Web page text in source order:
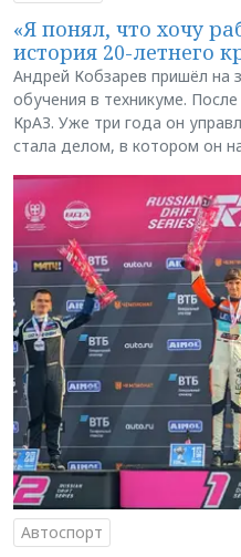
«Я понял, что хочу
история 20-летнего
Андрей Кобзарев пришёл на
обучения в техникуме.
КрАЗ. Уже три года он
стала делом, в котором он
Автоспорт